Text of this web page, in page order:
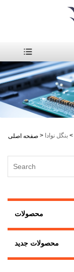
صفحه اصلی > > بنگل نوادا
محصولات
محصولات جدید